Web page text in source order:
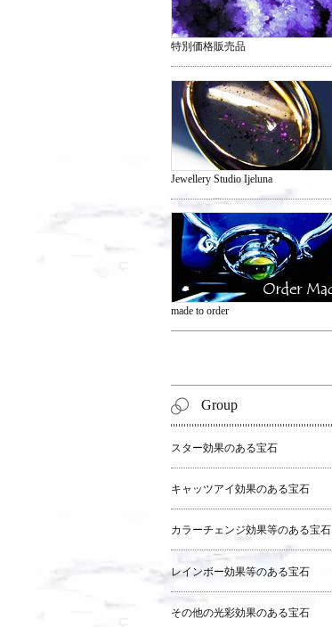
特別価格販売品
Jewellery Studio Ijeluna
made to order
Group
スター効果のある宝石
キャッツアイ効果のある宝石
カラーチェンジ効果等のある宝石
レインボー効果等のある宝石
その他の光彩効果のある宝石